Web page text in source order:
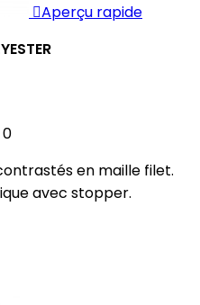
Aperçu rapide
0
en maille filet.
avec stopper.